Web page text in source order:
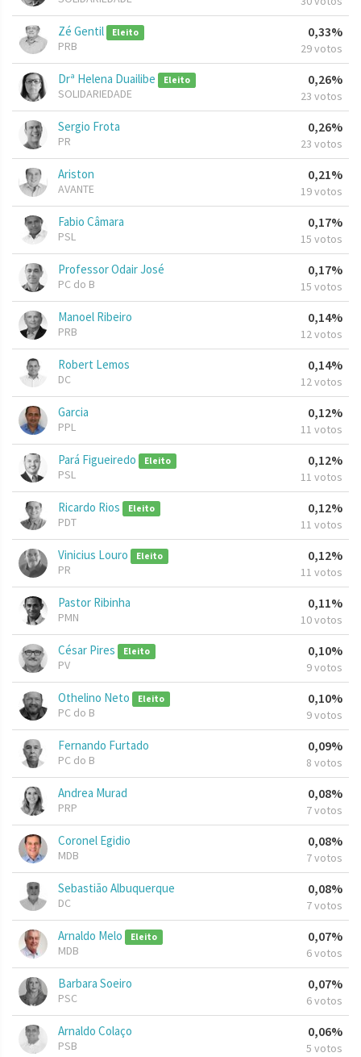
Zé Gentil Eleito
PRB
0,33%
29 votos
Drª Helena Duailibe Eleito
SOLIDARIEDADE
0,26%
23 votos
Sergio Frota
PR
0,26%
23 votos
Ariston
AVANTE
0,21%
19 votos
Fabio Câmara
PSL
0,17%
15 votos
Professor Odair José
PC do B
0,17%
15 votos
Manoel Ribeiro
PRB
0,14%
12 votos
Robert Lemos
DC
0,14%
12 votos
Garcia
PPL
0,12%
11 votos
Pará Figueiredo Eleito
PSL
0,12%
11 votos
Ricardo Rios Eleito
PDT
0,12%
11 votos
Vinicius Louro Eleito
PR
0,12%
11 votos
Pastor Ribinha
PMN
0,11%
10 votos
César Pires Eleito
PV
0,10%
9 votos
Othelino Neto Eleito
PC do B
0,10%
9 votos
Fernando Furtado
PC do B
0,09%
8 votos
Andrea Murad
PRP
0,08%
7 votos
Coronel Egidio
MDB
0,08%
7 votos
Sebastião Albuquerque
DC
0,08%
7 votos
Arnaldo Melo Eleito
MDB
0,07%
6 votos
Barbara Soeiro
PSC
0,07%
6 votos
Arnaldo Colaço
PSB
0,06%
5 votos